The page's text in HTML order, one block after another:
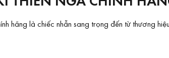
hãng là chiếc nhẫn sang trọng đến từ thương